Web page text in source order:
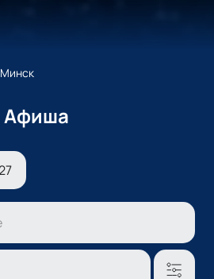
Афиша